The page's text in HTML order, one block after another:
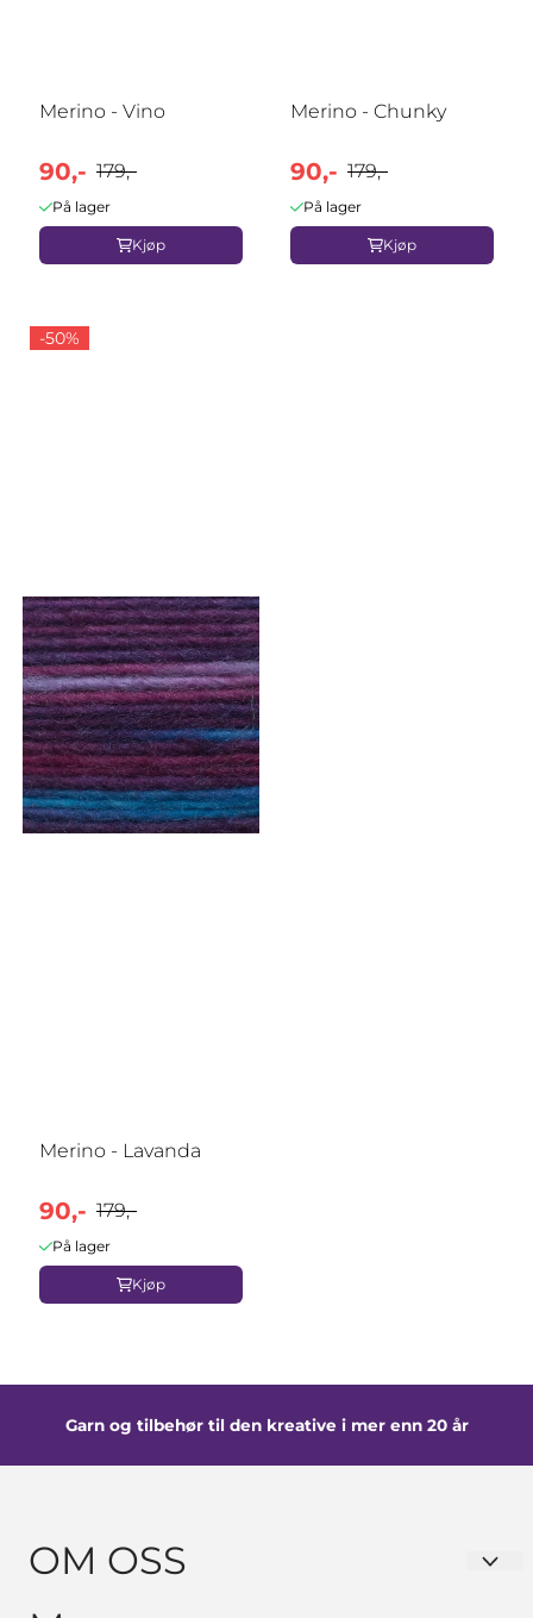
Merino - Vino
90,- 179,-
På lager
Kjøp
Merino - Chunky
90,- 179,-
På lager
Kjøp
-50%
Merino - Lavanda
90,- 179,-
På lager
Kjøp
Garn og tilbehør til den kreative i mer enn 20 år
OM OSS
GARNKURVEN Hanne Solhaug